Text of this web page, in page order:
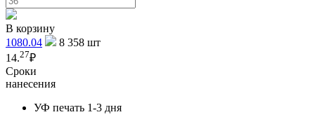
В корзину
1080.04
8 358 шт
14.27₽
Сроки
нанесения
УФ печать 1-3 дня